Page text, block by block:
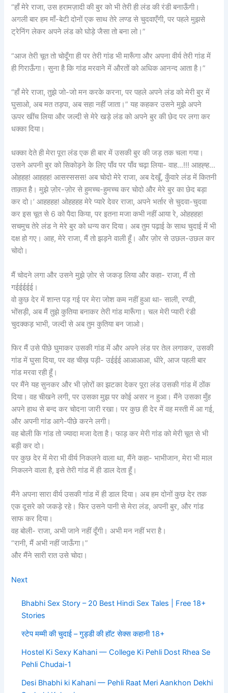
“हाँ मेरे राजा, उस हरामज़ादी की बुर को भी तेरी ही लंड की रंडी बनाऊँगी।
अगली बार हम माँ-बेटी दोनों एक साथ तेरे लण्ड से चुदवाएँगी, पर पहले मुझसे
ट्रेनिंग लेकर अपने लंड को घोड़े जैसा तो बना लो।”
“आज तेरी चूत तो चोदूँगा ही पर तेरी गांड भी मारूँगा और अपना वीर्य तेरी गांड में
ही गिराऊँगा। सुना है कि गांड मरवाने में औरतों को अधिक आनन्द आता है।”
“हाँ मेरे राजा, तुझे जो-जो मन करके करना, पर पहले अपने लंड को मेरी बुर में
घुसाओ, अब मत तड़पा, अब सहा नहीं जाता।” यह कहकर उसने मुझे अपने
ऊपर खींच लिया और जल्दी से मेरे खड़े लंड को अपने बुर की छेद पर लगा कर
धक्का दिया।
धक्का देते ही मेरा पूरा लंड एक ही बार में उसकी बुर की जड़ तक चला गया।
उसने अपनी बुर को सिकोड़ने के लिए पाँव पर पाँव चढ़ा लिया- वाह…!!! आहह्ह…
ओहहह! आहहह! आसस्ससस! अब चोदो मेरे राजा, अब देखूँ, कुँवारे लंड में कितनी
ताक़त है। मुझे ज़ोर-ज़ोर से हुमच्च-हुमच्च कर चोदो और मेरे बुर का छेद बड़ा
कर दो।’ आहहहह! ओहहहह मेरे प्यारे देवर राजा, अपने भर्तार से चुदवा-चुदवा
कर इस चूत से 6 को पैदा किया, पर इतना मजा कभी नहीं आया रे, ओहहहह!
सचमुच तेरे लंड ने मेरे बुर को धन्य कर दिया। अब तुम पढ़ाई के साथ चुदाई में भी
दक्ष हो गए। आह, मेरे राजा, मैं तो झड़ने वाली हूँ। और ज़ोर से उछल-उछल कर
चोदो।
मैं चोदने लगा और उसने मुझे ज़ोर से जकड़ लिया और कहा- राजा, मैं तो
गईईईईई।
वो कुछ देर में शान्त पड़ गई पर मेरा जोश कम नहीं हुआ था- साली, रण्डी,
भोंसड़ी, अब मैं तुझे कुतिया बनाकर तेरी गांड मारूँगा। चल मेरी प्यारी रंडी
चुदक्कड़ भाभी, जल्दी से अब तुम कुतिया बन जाओ।
फिर मैं उसे पीछे घुमाकर उसकी गांड में और अपने लंड पर तेल लगाकर, उसकी
गांड में घुसा दिया, पर वह चीख़ पड़ी- उईईई आआआआ, धीरे, आज पहली बार
गांड मरवा रही हूँ।
पर मैंने यह सुनकर और भी ज़ोरों का झटका देकर पूरा लंड उसकी गांड में ठोंक
दिया। वह चीखने लगी, पर उसका मुझ पर कोई असर न हुआ। मैंने उसका मुँह
अपने हाथ से बन्द कर चोदना जारी रखा। पर कुछ ही देर में वह मस्ती में आ गई,
और अपनी गांड आगे-पीछे करने लगी।
वह बोली कि गांड तो ज्यादा मजा देता है। फाड़ कर मेरी गांड को मेरी चूत से भी
बड़ी कर दो।
पर कुछ देर में मेरा भी वीर्य निकलने वाला था, मैंने कहा- भाभीजान, मेरा भी माल
निकलने वाला है, इसे तेरी गांड में ही डाल देता हूँ।
मैंने अपना सारा वीर्य उसकी गांड में ही डाल दिया। अब हम दोनों कुछ देर तक
एक दूसरे को जकड़े रहे। फिर उसने पानी से मेरा लंड, अपनी बुर, और गांड
साफ कर दिया।
वह बोली- राजा, अभी जाने नहीं दूँगी। अभी मन नहीं भरा है।
“रानी, मैं अभी नहीं जाऊँगा।”
और मैंने सारी रात उसे चोदा।
Next
Bhabhi Sex Story – 20 Best Hindi Sex Tales | Free 18+
Stories
स्टेप मम्मी की चुदाई – गुड्डी की हॉट सेक्स कहानी 18+
Hostel Ki Sexy Kahani — College Ki Pehli Dost Rhea Se
Pehli Chudai-1
Desi Bhabhi ki Kahani — Pehli Raat Meri Aankhon Dekhi